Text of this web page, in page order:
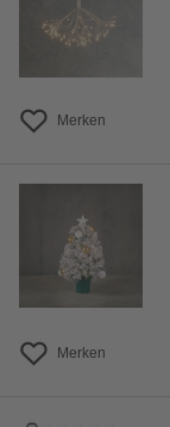
Merken
Merken